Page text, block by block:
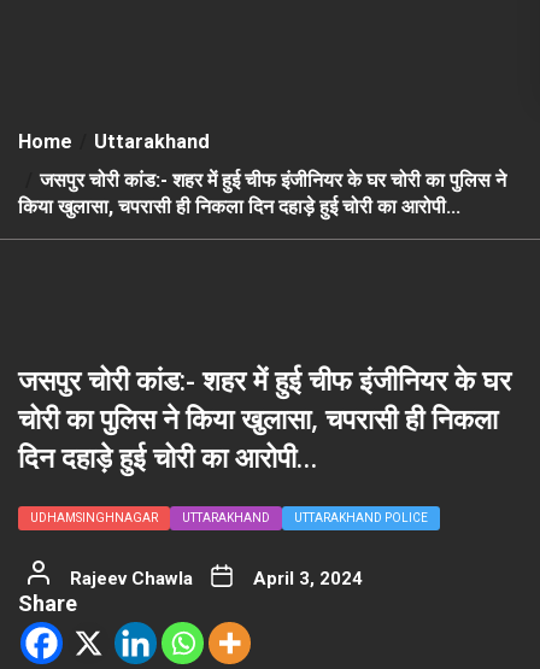
Home
Uttarakhand
जसपुर चोरी कांड:- शहर में हुई चीफ इंजीनियर के घर चोरी का पुलिस ने
किया खुलासा, चपरासी ही निकला दिन दहाड़े हुई चोरी का आरोपी…
जसपुर चोरी कांड:- शहर में हुई चीफ इंजीनियर के घर
चोरी का पुलिस ने किया खुलासा, चपरासी ही निकला
दिन दहाड़े हुई चोरी का आरोपी…
UDHAMSINGHNAGAR UTTARAKHAND UTTARAKHAND POLICE
Rajeev Chawla April 3, 2024
Share